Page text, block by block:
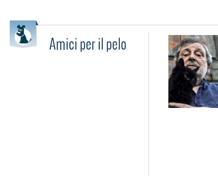
Amici per il pelo